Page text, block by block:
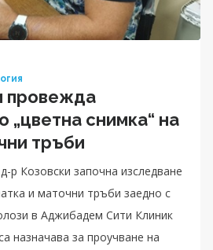
провежда
„цветна снимка“ на
тръби
р Козовски започна изследване
и маточни тръби заедно с
в Аджибадем Сити Клиник
назначава за проучване на